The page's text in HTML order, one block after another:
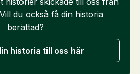
du också få din historia
berättad?
historia till oss här